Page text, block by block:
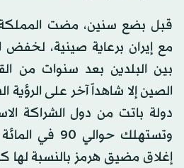
قبل بضع سنين، مضت
مع إيران برعاية صينية، لخفض
بين البلدين بعد سنوات من
الصين إلا شاهداً آخر على الرؤية
دولة باتت من دول الشراكة
وتستهلك
إغلاق مضيق هرمز بالنسبة لها